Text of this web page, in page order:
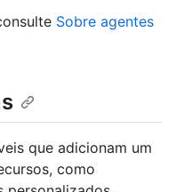
Sobre agentes
que adicionam um
como